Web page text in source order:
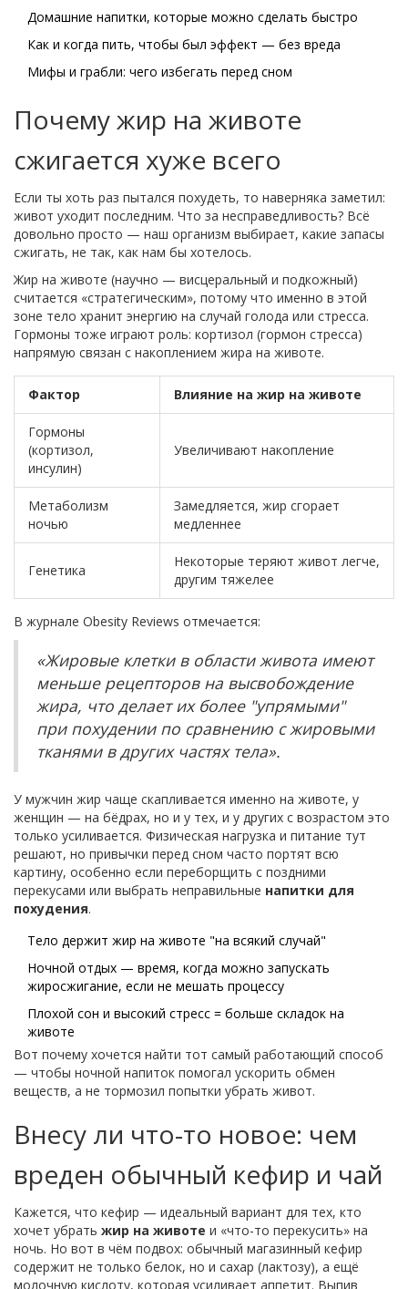
Домашние напитки, которые можно сделать быстро
Как и когда пить, чтобы был эффект — без вреда
Мифы и грабли: чего избегать перед сном
Почему жир на животе
сжигается хуже всего
Если ты хоть раз пытался похудеть, то наверняка заметил:
живот уходит последним. Что за несправедливость? Всё
довольно просто — наш организм выбирает, какие запасы
сжигать, не так, как нам бы хотелось.
Жир на животе (научно — висцеральный и подкожный)
считается «стратегическим», потому что именно в этой
зоне тело хранит энергию на случай голода или стресса.
Гормоны тоже играют роль: кортизол (гормон стресса)
напрямую связан с накоплением жира на животе.
Фактор Влияние на жир на животе
Гормоны
(кортизол,
инсулин)
Увеличивают накопление
Метаболизм
ночью
Замедляется, жир сгорает
медленнее
Генетика
Некоторые теряют живот легче,
другим тяжелее
В журнале Obesity Reviews отмечается:
«Жировые клетки в области живота имеют
меньше рецепторов на высвобождение
жира, что делает их более "упрямыми"
при похудении по сравнению с жировыми
тканями в других частях тела».
У мужчин жир чаще скапливается именно на животе, у
женщин — на бёдрах, но и у тех, и у других с возрастом это
только усиливается. Физическая нагрузка и питание тут
решают, но привычки перед сном часто портят всю
картину, особенно если переборщить с поздними
перекусами или выбрать неправильные напитки для
похудения.
Тело держит жир на животе "на всякий случай"
Ночной отдых — время, когда можно запускать
жиросжигание, если не мешать процессу
Плохой сон и высокий стресс = больше складок на
животе
Вот почему хочется найти тот самый работающий способ
— чтобы ночной напиток помогал ускорить обмен
веществ, а не тормозил попытки убрать живот.
Внесу ли что-то новое: чем
вреден обычный кефир и чай
Кажется, что кефир — идеальный вариант для тех, кто
хочет убрать жир на животе и «что-то перекусить» на
ночь. Но вот в чём подвох: обычный магазинный кефир
содержит не только белок, но и сахар (лактозу), а ещё
молочную кислоту, которая усиливает аппетит. Выпив